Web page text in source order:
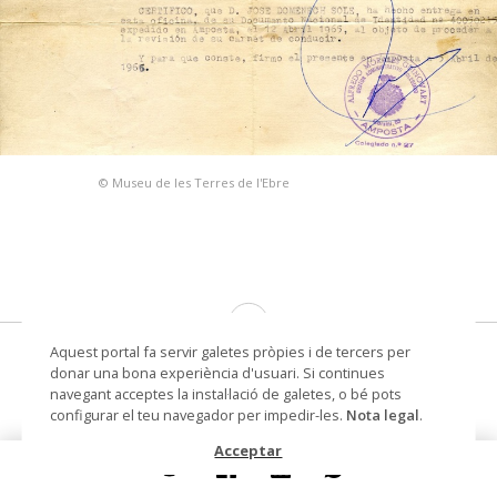
© Museu de les Terres de l'Ebre
Alfredo Morales Ginovart, gestor
administrativo
certificat
Aquest portal fa servir galetes pròpies i de tercers per
donar una bona experiència d'usuari. Si continues
navegant acceptes la instal·lació de galetes, o bé pots
configurar el teu navegador per impedir-les. Nota legal.
Acceptar